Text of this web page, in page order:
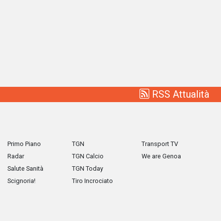
RSS Attualità
Primo Piano
Radar
Salute Sanità
Scignoria!
TGN
TGN Calcio
TGN Today
Tiro Incrociato
Transport TV
We are Genoa